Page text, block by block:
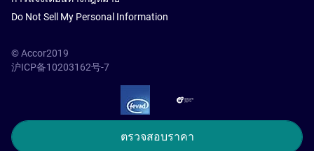
ตรวจสอบราคา
Do Not Sell My Personal Information
© Accor2019
沪ICP备10203162号-7